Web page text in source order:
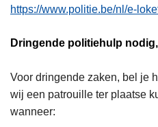
https://www.politie.be/nl/e-
Dringende politiehulp
Voor dringende zaken, bel je
wij een patrouille ter plaatse
wanneer: